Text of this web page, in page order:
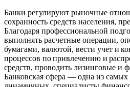
Банки регулируют рыночные
сохранность средств населения,
Благодаря профессиональной
выполнять расчетные операции,
бумагами, валютой, вести учет и
процессов по привлечению и
средств, проводить лизинговые и
Банковская сфера — одна из